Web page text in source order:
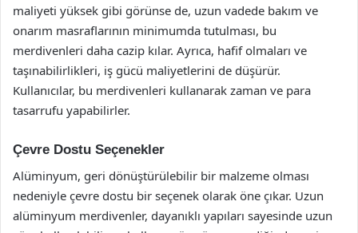
maliyeti yüksek gibi görünse de, uzun vadede bakım ve
onarım masraflarının minimumda tutulması, bu
merdivenleri daha cazip kılar. Ayrıca, hafif olmaları ve
taşınabilirlikleri, iş gücü maliyetlerini de düşürür.
Kullanıcılar, bu merdivenleri kullanarak zaman ve para
tasarrufu yapabilirler.
Çevre Dostu Seçenekler
Alüminyum, geri dönüştürülebilir bir malzeme olması
nedeniyle çevre dostu bir seçenek olarak öne çıkar. Uzun
alüminyum merdivenler, dayanıklı yapıları sayesinde uzun